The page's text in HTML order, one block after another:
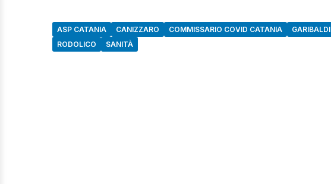
ASP CATANIA CANIZZARO COMMISSARIO COVID CATANIA GARIBALDI
RODOLICO
SANITÀ